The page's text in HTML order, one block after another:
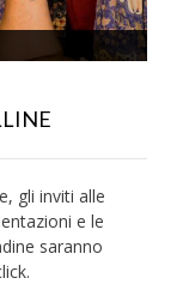
gli inviti alle
e le
saranno